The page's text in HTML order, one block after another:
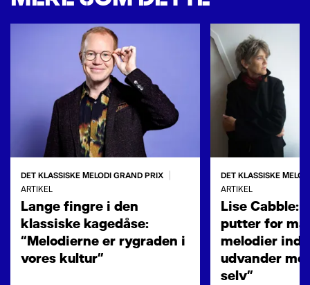
DET KLASSISKE MELODI GRAND PRIX
ARTIKEL
Lange fingre i den
klassiske kagedåse:
“Melodierne er rygraden i
vores kultur”
DET KLASSISKE
ARTIKEL
Lise Cabble:
putter for
melodier ind
udvander
selv”